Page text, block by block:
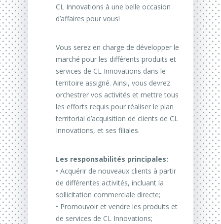
CL Innovations à une belle occasion
d’affaires pour vous!
Vous serez en charge de développer le
marché pour les différents produits et
services de CL Innovations dans le
territoire assigné. Ainsi, vous devrez
orchestrer vos activités et mettre tous
les efforts requis pour réaliser le plan
territorial d’acquisition de clients de CL
Innovations, et ses filiales.
Les responsabilités principales:
• Acquérir de nouveaux clients à partir
de différentes activités, incluant la
sollicitation commerciale directe;
• Promouvoir et vendre les produits et
de services de CL Innovations;